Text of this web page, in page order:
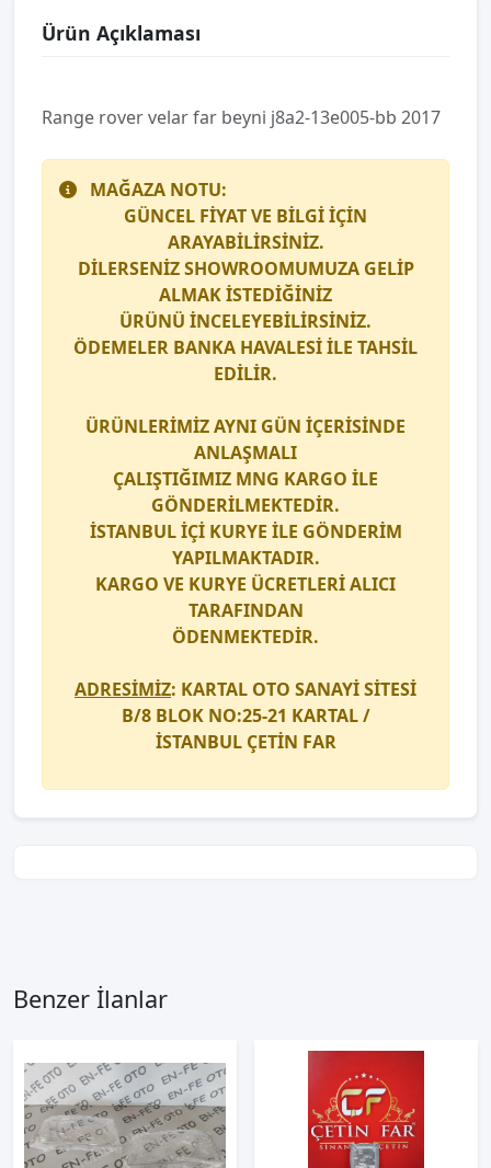
Ürün Açıklaması
Range rover velar far beyni̇ j8a2-13e005-bb 2017
MAĞAZA NOTU:
GÜNCEL FİYAT VE BİLGİ İÇİN
ARAYABİLİRSİNİZ.
DİLERSENİZ SHOWROOMUMUZA GELİP
ALMAK İSTEDİĞİNİZ
ÜRÜNÜ İNCELEYEBİLİRSİNİZ.
ÖDEMELER BANKA HAVALESİ İLE TAHSİL
EDİLİR.
ÜRÜNLERİMİZ AYNI GÜN İÇERİSİNDE
ANLAŞMALI
ÇALIŞTIĞIMIZ MNG KARGO İLE
GÖNDERİLMEKTEDİR.
İSTANBUL İÇİ KURYE İLE GÖNDERİM
YAPILMAKTADIR.
KARGO VE KURYE ÜCRETLERİ ALICI
TARAFINDAN
ÖDENMEKTEDİR.
ADRESİMİZ: KARTAL OTO SANAYİ SİTESİ
B/8 BLOK NO:25-21 KARTAL /
İSTANBUL ÇETİN FAR
Benzer İlanlar